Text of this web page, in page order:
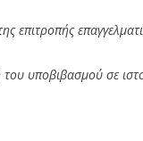
επιτροπής
υποβιβασμού σε